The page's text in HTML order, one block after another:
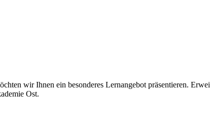
wir Ihnen ein besonderes Lernangebot präsentieren.
Ost.